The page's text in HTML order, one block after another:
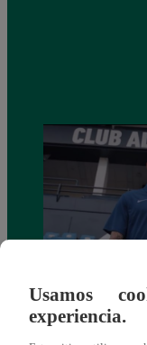
Alianza Lima: así
como nuevo
Usamos
experiencia.